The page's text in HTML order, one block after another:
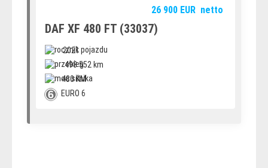
26 900 EUR netto
DAF XF 480 FT (33037)
2021
498 552 km
480 KM
EURO 6